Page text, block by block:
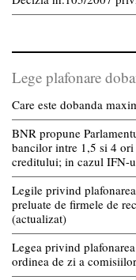
Lege plafonare
Care este dobanda
BNR propune
bancilor intre 1,5 si 4
creditului; in cazul IFN-
Legile privind
preluate de firmele de
(actualizat)
Legea privind
ordinea de zi a